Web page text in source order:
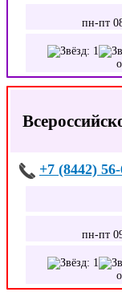
пн-пт
+7 (8442)
пн-пт